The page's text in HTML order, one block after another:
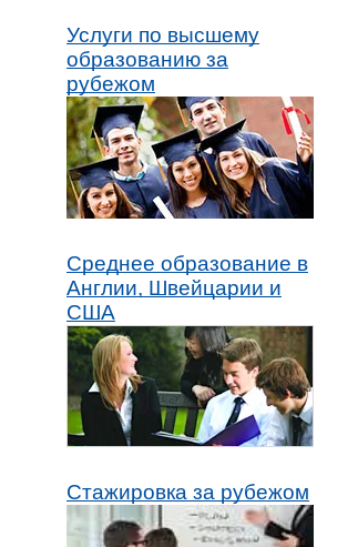
Услуги по высшему
образованию за
рубежом
Среднее образование в
Англии, Швейцарии и
США
Стажировка за рубежом